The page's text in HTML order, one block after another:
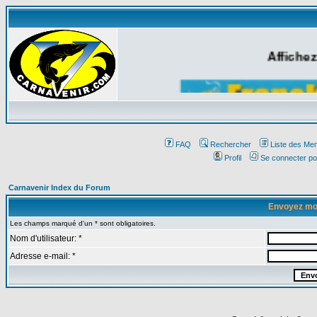
FAQ Rechercher
Liste des
Profil
Se connecter
Carnavenir Index du Forum
Envoyez
Les champs marqué d'un * sont obligatoires.
Nom d'utilisateur: *
Adresse e-mail: *